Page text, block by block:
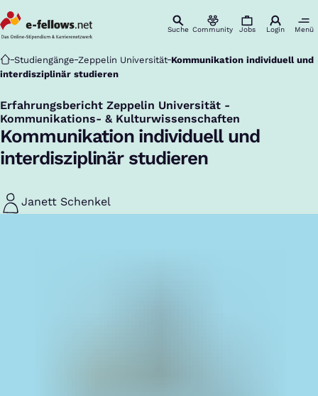
Suche Community Jobs Login Menü
Startseite
Studiengänge Zeppelin Universität Kommunikation individuell und
interdisziplinär studieren
Erfahrungsbericht Zeppelin Universität -
Kommunikations- & Kulturwissenschaften
:
Kommunikation individuell und
interdisziplinär studieren
Janett Schenkel